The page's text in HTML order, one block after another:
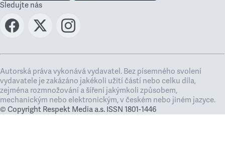
Sledujte nás
Autorská práva vykonává vydavatel. Bez písemného svolení
vydavatele je zakázáno jakékoli užití částí nebo celku díla,
zejména rozmnožování a šíření jakýmkoli způsobem,
mechanickým nebo elektronickým, v českém nebo jiném jazyce.
© Copyright Respekt Media a.s. ISSN 1801-1446